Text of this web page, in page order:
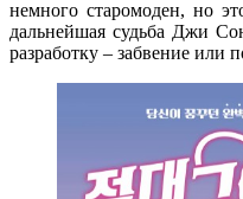
немного старомоден, но
дальнейшая судьба Джи
разработку – забвение или